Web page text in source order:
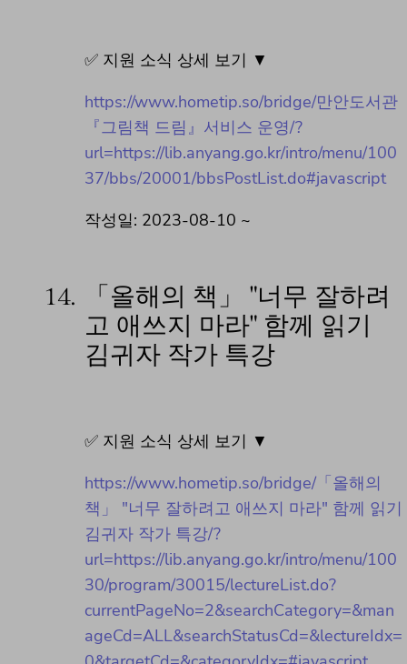
✅ 지원 소식 상세 보기 ▼
https://www.hometip.so/bridge/만안도서관
『그림책 드림』서비스 운영/?
url=https://lib.anyang.go.kr/intro/menu/100
37/bbs/20001/bbsPostList.do#javascript
작성일: 2023-08-10 ~
14.
「올해의 책」 "너무 잘하려
고 애쓰지 마라" 함께 읽기
김귀자 작가 특강
✅ 지원 소식 상세 보기 ▼
https://www.hometip.so/bridge/「올해의
책」 "너무 잘하려고 애쓰지 마라" 함께 읽기
김귀자 작가 특강/?
url=https://lib.anyang.go.kr/intro/menu/100
30/program/30015/lectureList.do?
currentPageNo=2&searchCategory=&man
ageCd=ALL&searchStatusCd=&lectureIdx=